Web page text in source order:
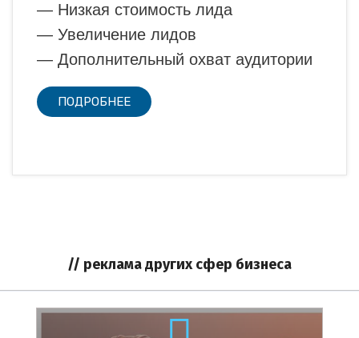
— Низкая стоимость лида
— Увеличение лидов
— Дополнительный охват аудитории
ПОДРОБНЕЕ
// реклама других сфер бизнеса